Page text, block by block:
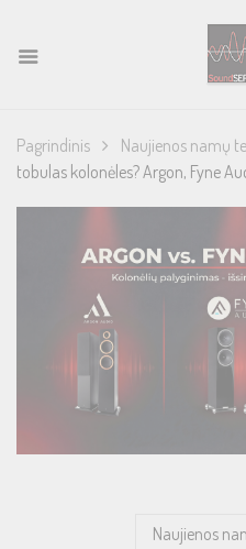
Pagrindinis Naujienos namų
tobulas kolonėles? Argon, Fyne
Naujienos